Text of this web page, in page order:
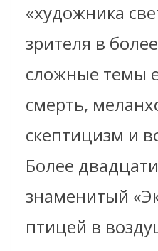
«художника
зрителя в
сложные темы
смерть,
скептицизм и
Более
знаменитый
птицей в